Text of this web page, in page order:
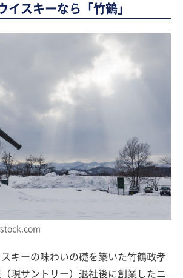
イスキーなら「竹鶴」
キーの味わいの礎を築いた竹鶴政孝
現サントリー）退社後に創業したニ